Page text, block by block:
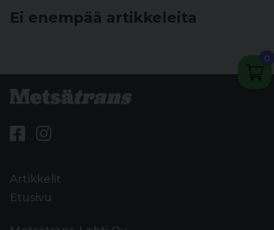
Ei enempää artikkeleita
Artikkelit
Etusivu